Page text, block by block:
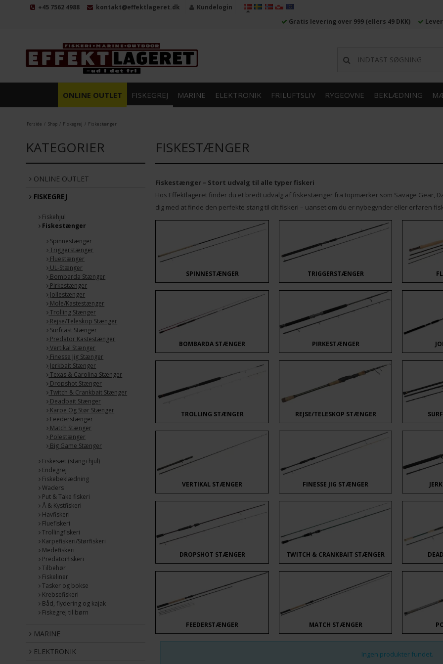
+45 7562 4988 kontakt@effektlageret.dk
Kundelogin
Gratis levering over 999 (ellers 49 DKK)
ONLINE OUTLET FISKEGREJ MARINE ELEKTRONIK FRILUFTSLIV RYGEOVNE BEKLÆDNING
Forside / Shop / Fiskegrej / Fiskestænger
KATEGORIER
ONLINE OUTLET
FISKEGREJ
Fiskehjul
Fiskestænger
Spinnestænger
Triggerstænger
Fluestænger
UL-Stænger
Bombarda Stænger
Pirkestænger
Jollestænger
Mole/Kastestænger
Trolling Stænger
Rejse/Teleskop Stænger
Surfcast Stænger
Predator Kastestænger
Vertikal Stænger
Finesse Jig Stænger
Jerkbait Stænger
Texas & Carolina Stænger
Dropshot Stænger
Twitch & Crankbait Stænger
Deadbait Stænger
Karpe Og Stør Stænger
Feederstænger
Match Stænger
Polestænger
Big Game Stænger
Fiskesæt (stang+hjul)
Endegrej
Fiskebeklædning
Waders
Put & Take fiskeri
Å & Kystfiskeri
Havfiskeri
Fluefiskeri
Trollingfiskeri
Karpefiskeri/Størfiskeri
Medefiskeri
Predatorfiskeri
Tilbehør
Fiskeliner
Tasker og bokse
Krebsefiskeri
Båd, flydering og kajak
Fiskegrej til børn
MARINE
ELEKTRONIK
FISKESTÆNGER
Fiskestænger – Stort udvalg til alle typer fiskeri
Hos Effektlageret finder du et bredt udvalg af fiskestænger fra topmærker som Savage Gear,
dig med at finde den perfekte stang til dit fiskeri – uanset om du er nybegynder eller erfaren
SPINNESTÆNGER TRIGGERSTÆNGER
BOMBARDA STÆNGER PIRKESTÆNGER
TROLLING STÆNGER REJSE/TELESKOP STÆNGER
VERTIKAL STÆNGER FINESSE JIG STÆNGER
DROPSHOT STÆNGER TWITCH & CRANKBAIT STÆNGER
FEEDERSTÆNGER MATCH STÆNGER
Ingen produkter fundet.